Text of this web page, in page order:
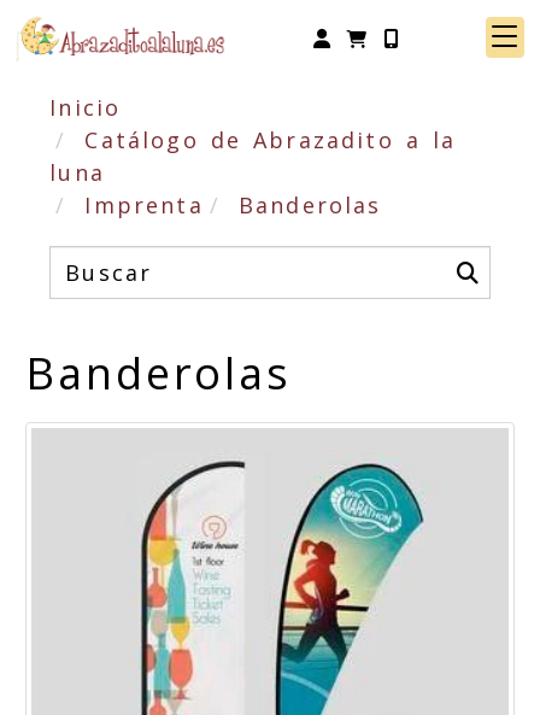
Identifícate
Inicio
Catálogo de Abrazadito a la
luna
Imprenta
Banderolas
Banderolas